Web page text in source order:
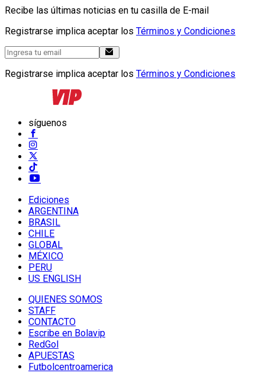
Recibe las últimas noticias en tu casilla de E-mail
Registrarse implica aceptar los Términos y Condiciones
Registrarse implica aceptar los Términos y Condiciones
síguenos
Ediciones
ARGENTINA
BRASIL
CHILE
GLOBAL
MÉXICO
PERU
US ENGLISH
QUIENES SOMOS
STAFF
CONTACTO
Escribe en Bolavip
RedGol
APUESTAS
Futbolcentroamerica